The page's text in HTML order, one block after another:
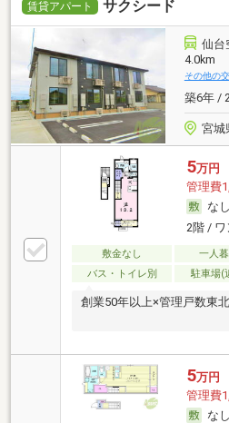
賃貸アパート サクシード
仙台
4.0km
その他の
築6年 /
宮城
5万円
管理費
なし
2階 / ワ
敷金なし 一人
バス・トイレ別
駐車場(
創業50年以上×管理戸数東
5万円
管理費
なし